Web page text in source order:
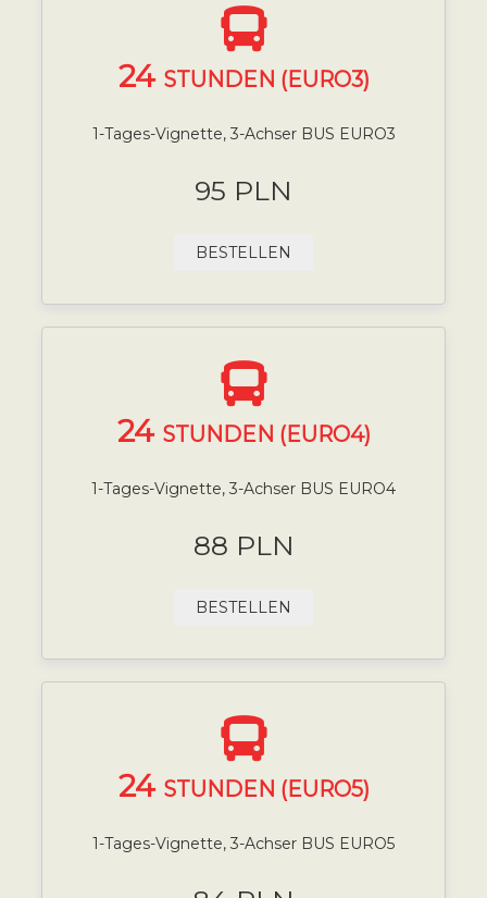
24 STUNDEN (EURO3)
1-Tages-Vignette, 3-Achser BUS EURO3
95 PLN
BESTELLEN
24 STUNDEN (EURO4)
1-Tages-Vignette, 3-Achser BUS EURO4
88 PLN
BESTELLEN
24 STUNDEN (EURO5)
1-Tages-Vignette, 3-Achser BUS EURO5